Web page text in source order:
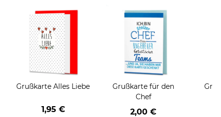
Grußkarte Alles Liebe
1,95 €
Grußkarte für den
Chef
2,00 €